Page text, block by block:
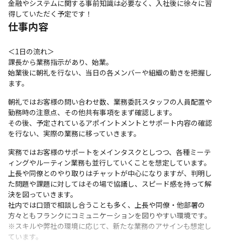
金融やシステムに関する事前知識は必要なく、入社後に徐々に習
得していただく予定です！
仕事内容
＜1日の流れ＞
課長から業務指示があり、始業。
始業後に朝礼を行ない、当日の各メンバーや組織の動きを把握し
ます。
朝礼ではお客様の問い合わせ数、業務委託スタッフの人員配置や
勤務時の注意点、その他共有事項をまず確認します。
その後、予定されているアポイントメントとサポート内容の確認
を行ない、実際の業務に移っていきます。
実務ではお客様のサポートをメインタスクとしつつ、各種ミーテ
ィングやルーティン業務も並行していくことを想定しています。
上長や同僚とのやり取りはチャットが中心になりますが、判明し
た問題や課題に対してはその場で協議し、スピード感を持って解
決を図っていきます。
社内では口頭で相談し合うことも多く、上長や同僚・他部署の
方々ともフランクにコミュニケーションを図りやすい環境です。
※スキルや弊社の環境に応じて、新たな業務のアサインも想定し
ています。